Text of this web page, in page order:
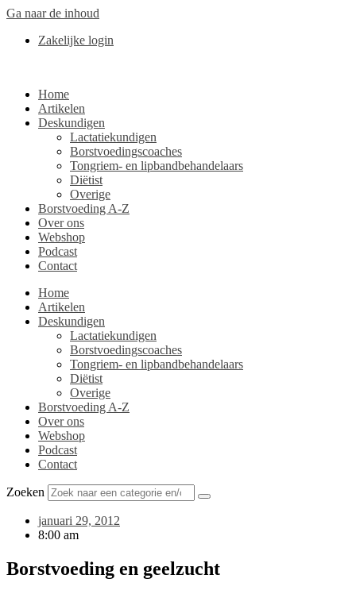
Ga naar de inhoud
Zakelijke login
Home
Artikelen
Deskundigen
Lactatiekundigen
Borstvoedingscoaches
Tongriem- en lipbandbehandelaars
Diëtist
Overige
Borstvoeding A-Z
Over ons
Webshop
Podcast
Contact
Home
Artikelen
Deskundigen
Lactatiekundigen
Borstvoedingscoaches
Tongriem- en lipbandbehandelaars
Diëtist
Overige
Borstvoeding A-Z
Over ons
Webshop
Podcast
Contact
Zoeken
januari 29, 2012
8:00 am
Borstvoeding en geelzucht